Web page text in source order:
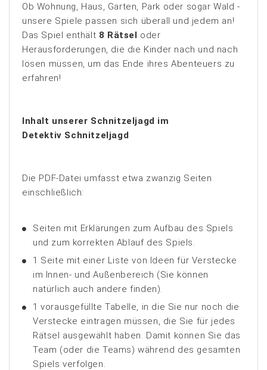
Ob Wohnung, Haus, Garten, Park oder sogar Wald -
unsere Spiele passen sich überall und jedem an!
Das Spiel enthält 8 Rätsel oder
Herausforderungen, die die Kinder nach und nach
lösen müssen, um das Ende ihres Abenteuers zu
erfahren!
Inhalt unserer Schnitzeljagd im
Detektiv Schnitzeljagd
Die PDF-Datei umfasst etwa zwanzig Seiten
einschließlich:
Seiten mit Erklärungen zum Aufbau des Spiels
und zum korrekten Ablauf des Spiels.
1 Seite mit einer Liste von Ideen für Verstecke
im Innen- und Außenbereich (Sie können
natürlich auch andere finden).
1 vorausgefüllte Tabelle, in die Sie nur noch die
Verstecke eintragen müssen, die Sie für jedes
Rätsel ausgewählt haben. Damit können Sie das
Team (oder die Teams) während des gesamten
Spiels verfolgen.